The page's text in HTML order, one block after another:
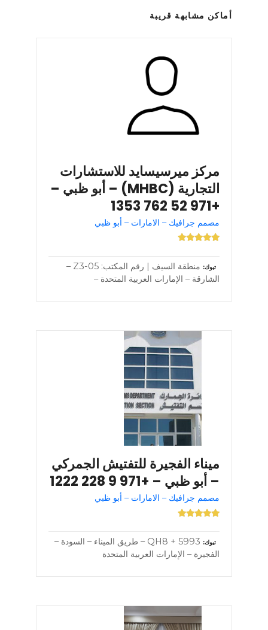
أماكن مشابهة قريبة
مركز ميرسيسايد للاستشارات
التجارية (MHBC) – أبو ظبي –
+971 52 762 1353
مصمم جرافيك – الامارات – أبو ظبي
تبوك
منطقة السيف | رقم المكتب: Z3-05 –
الشارقة – الإمارات العربية المتحدة –
ميناء الفجيرة للتفتيش الجمركي
– أبو ظبي – +971 9 228 1222
مصمم جرافيك – الامارات – أبو ظبي
تبوك
5993 + QH8 – طريق الميناء – السودة –
الفجيرة – الإمارات العربية المتحدة